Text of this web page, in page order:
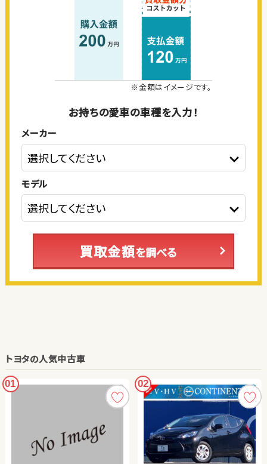
※金額はイメージです。
お持ちの愛車の車種を入力！
メーカー
モデル
買取金額を調べる
トヨタの人気中古車
01 02